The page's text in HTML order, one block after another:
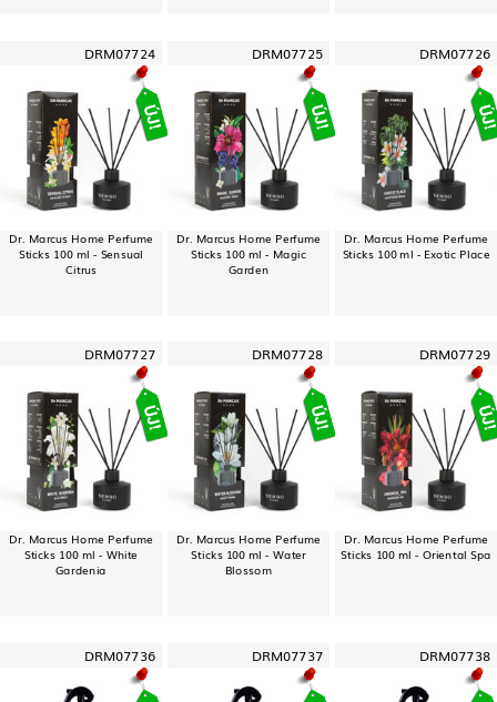
DRM07724
Dr. Marcus Home Perfume
Sticks 100 ml - Sensual
Citrus
DRM07725
Dr. Marcus Home Perfume
Sticks 100 ml - Magic
Garden
DRM07726
Dr. Marcus Home Perfume
Sticks 100 ml - Exotic Place
DRM07727
Dr. Marcus Home Perfume
Sticks 100 ml - White
Gardenia
DRM07728
Dr. Marcus Home Perfume
Sticks 100 ml - Water
Blossom
DRM07729
Dr. Marcus Home Perfume
Sticks 100 ml - Oriental Spa
DRM07736 DRM07737 DRM07738